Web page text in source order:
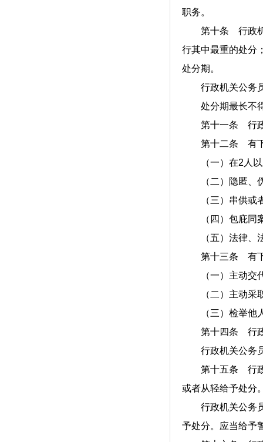
职务。
第十条 行政机关
行其中最重的处分
处分期。
行政机关公务员
处分期最长不
第十一条 行政
第十二条 有下
（一）在2 人
（二）隐匿、伪
（三）串供或者
（四）包庇同
（五）法律、法
第十三条 有下
（一）主动交代
（二）主动采取
（三）检举他人
第十四条 行政机
行政机关公务员
第十五条 行政机
或者从轻给予处分
行政机关公务员
予处分。应当给予